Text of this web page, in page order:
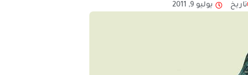
تاريخ يوليو 9, 2011